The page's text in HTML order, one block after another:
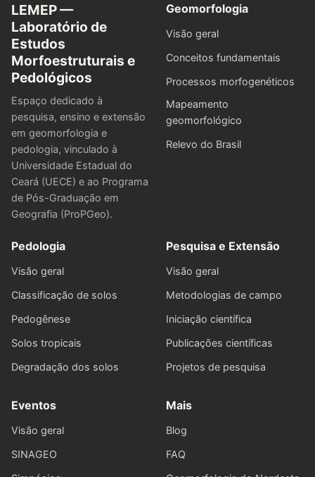
LEMEP —
Laboratório de
Estudos
Morfoestruturais e
Pedológicos
Espaço dedicado à
pesquisa, ensino e extensão
em geomorfologia e
pedologia, vinculado à
Universidade Estadual do
Ceará (UECE) e ao Programa
de Pós-Graduação em
Geografia (ProPGeo).
Geomorfologia
Visão geral
Conceitos fundamentais
Processos morfogenéticos
Mapeamento
geomorfológico
Relevo do Brasil
Pedologia
Visão geral
Classificação de solos
Pedogênese
Solos tropicais
Degradação dos solos
Pesquisa e Extensão
Visão geral
Metodologias de campo
Iniciação científica
Publicações científicas
Projetos de pesquisa
Eventos
Visão geral
SINAGEO
Mais
Blog
FAQ